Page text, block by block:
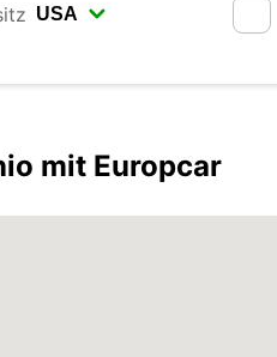
mit Europcar